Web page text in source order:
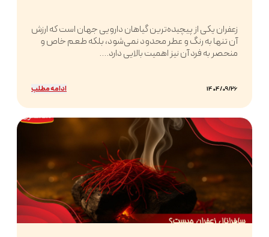
زعفران یکی از پیچیده‌ترین گیاهان دارویی جهان است که ارزش
آن تنها به رنگ و عطر محدود نمی‌شود، بلکه طعم خاص و
منحصر به فرد آن نیز اهمیت بالایی دارد....
1404/09/26 ادامه مطلب